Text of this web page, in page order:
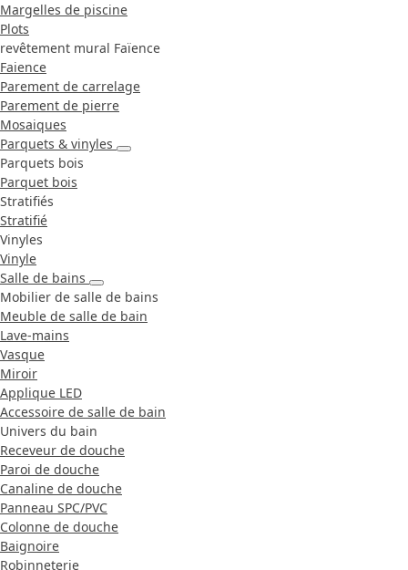
Margelles de piscine
Plots
revêtement mural Faïence
Faience
Parement de carrelage
Parement de pierre
Mosaiques
Parquets & vinyles
Parquets bois
Parquet bois
Stratifiés
Stratifié
Vinyles
Vinyle
Salle de bains
Mobilier de salle de bains
Meuble de salle de bain
Lave-mains
Vasque
Miroir
Applique LED
Accessoire de salle de bain
Univers du bain
Receveur de douche
Paroi de douche
Canaline de douche
Panneau SPC/PVC
Colonne de douche
Baignoire
Robinneterie